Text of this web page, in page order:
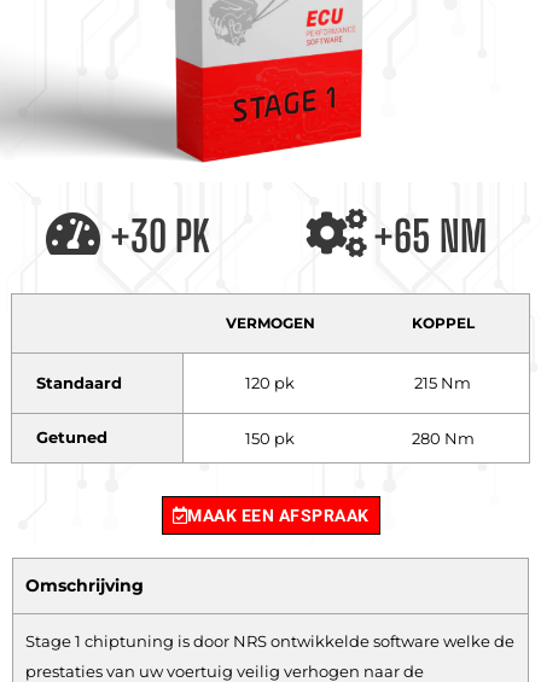
+30 PK +65 NM
VERMOGEN KOPPEL
Standaard 120 pk 215 Nm
Getuned 150 pk 280 Nm
MAAK EEN AFSPRAAK
Omschrijving
Stage 1 chiptuning is door NRS ontwikkelde software welke de
prestaties van uw voertuig veilig verhogen naar de